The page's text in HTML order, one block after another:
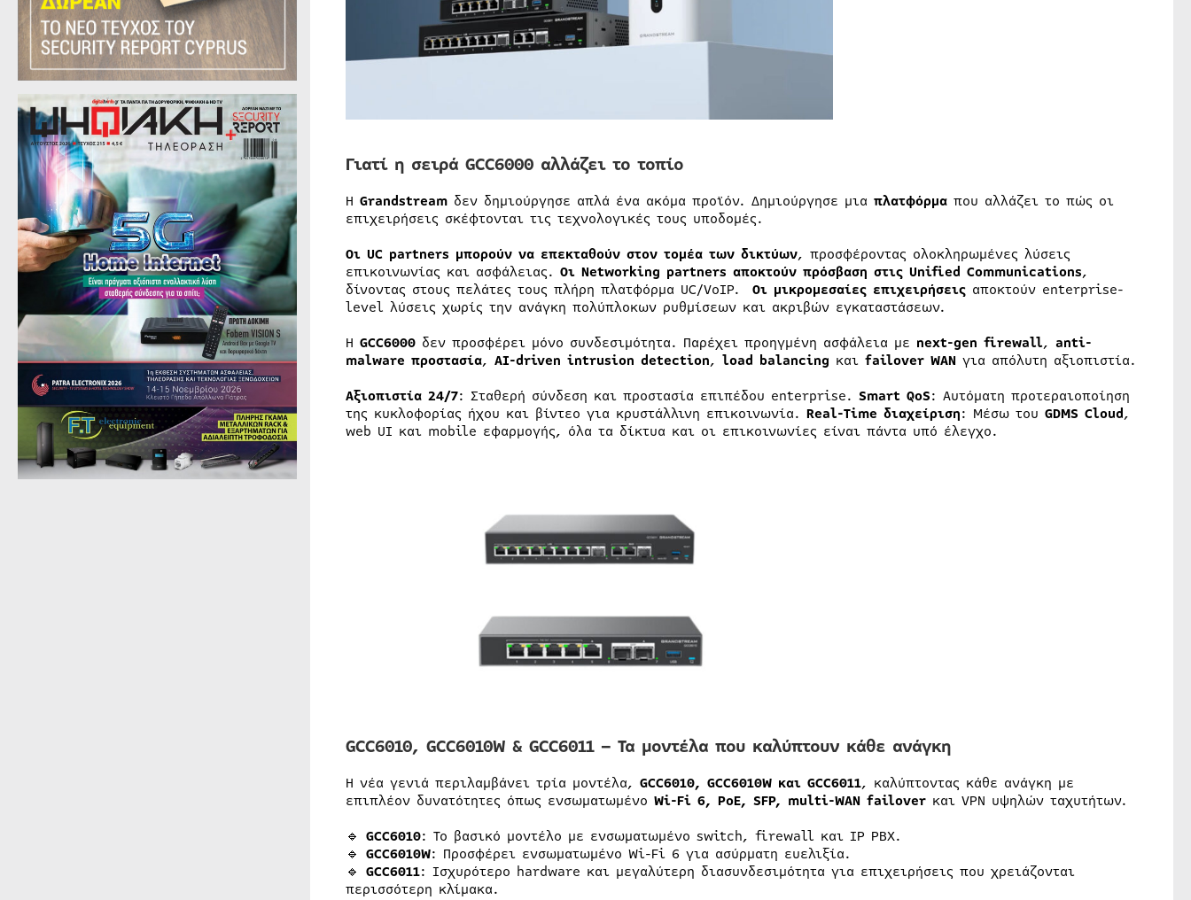
Γιατί η σειρά GCC6000 αλλάζει το τοπίο
Η Grandstreamδεν δημιούργησε απλά ένα ακόμα προϊόν. Δημιούργησε μια πλατφόρμαπου αλλάζει το πώς οι
επιχειρήσεις σκέφτονται τις τεχνολογικές τους υποδομές.
Οι UC partners μπορούν να επεκταθούν στον τομέα των δικτύων, προσφέροντας ολοκληρωμένες λύσεις
επικοινωνίας και ασφάλειας. Οι Networking partners αποκτούν πρόσβαση στις Unified Communications,
δίνοντας στους πελάτες τους πλήρη πλατφόρμα UC/VoIP. Οι μικρομεσαίες επιχειρήσειςαποκτούν enterprise-
level λύσεις χωρίς την ανάγκη πολύπλοκων ρυθμίσεων και ακριβών εγκαταστάσεων.
Η GCC6000δεν προσφέρει μόνο συνδεσιμότητα. Παρέχει προηγμένη ασφάλεια με next-gen firewall, anti-
malware προστασία, AI-driven intrusion detection, load balancing και failover WAN για απόλυτη αξιοπιστία.
Αξιοπιστία 24/7: Σταθερή σύνδεση και προστασία επιπέδου enterprise. Smart QoS: Αυτόματη προτεραιοποίηση
της κυκλοφορίας ήχου και βίντεο για κρυστάλλινη επικοινωνία. Real-Time διαχείριση: Μέσω του GDMS Cloud,
web UI και mobile εφαρμογής, όλα τα δίκτυα και οι επικοινωνίες είναι πάντα υπό έλεγχο.
GCC6010, GCC6010W & GCC6011 – Τα μοντέλα που καλύπτουν κάθε ανάγκη
Η νέα γενιά περιλαμβάνει τρία μοντέλα, GCC6010, GCC6010W και GCC6011, καλύπτοντας κάθε ανάγκη με
επιπλέον δυνατότητες όπως ενσωματωμένο Wi-Fi 6, PoE, SFP, multi-WAN failoverκαι VPN υψηλών ταχυτήτων.
🔹 GCC6010: Το βασικό μοντέλο με ενσωματωμένο switch, firewall και IP PBX.
🔹 GCC6010W: Προσφέρει ενσωματωμένο Wi-Fi 6 για ασύρματη ευελιξία.
🔹 GCC6011: Ισχυρότερο hardware και μεγαλύτερη διασυνδεσιμότητα για επιχειρήσεις που χρειάζονται
περισσότερη κλίμακα.